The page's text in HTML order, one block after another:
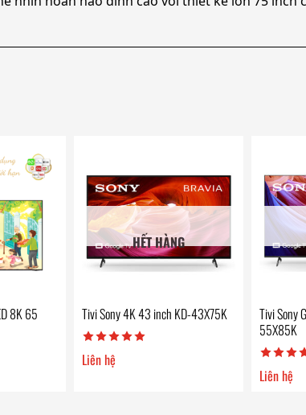
8K 65
HẾT HÀNG
Tivi Sony 4K 43 inch KD-43X75K
Liên hệ
Tivi Sony
55X85K
Liên hệ